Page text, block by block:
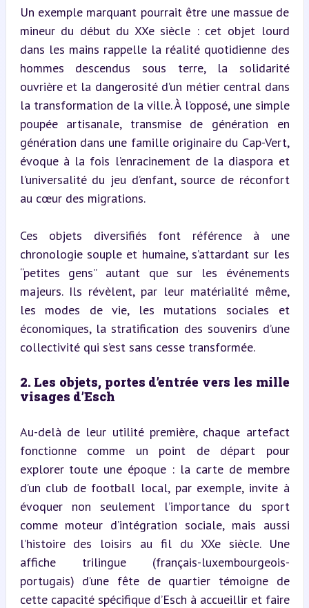
Un exemple marquant pourrait être une massue de
mineur du début du XXe siècle : cet objet lourd
dans les mains rappelle la réalité quotidienne des
hommes descendus sous terre, la solidarité
ouvrière et la dangerosité d’un métier central dans
la transformation de la ville. À l’opposé, une simple
poupée artisanale, transmise de génération en
génération dans une famille originaire du Cap-Vert,
évoque à la fois l’enracinement de la diaspora et
l’universalité du jeu d’enfant, source de réconfort
au cœur des migrations.
Ces objets diversifiés font référence à une
chronologie souple et humaine, s’attardant sur les
“petites gens” autant que sur les événements
majeurs. Ils révèlent, par leur matérialité même,
les modes de vie, les mutations sociales et
économiques, la stratification des souvenirs d’une
collectivité qui s’est sans cesse transformée.
2. Les objets, portes d’entrée vers les mille
visages d’Esch
Au-delà de leur utilité première, chaque artefact
fonctionne comme un point de départ pour
explorer toute une époque : la carte de membre
d’un club de football local, par exemple, invite à
évoquer non seulement l’importance du sport
comme moteur d’intégration sociale, mais aussi
l’histoire des loisirs au fil du XXe siècle. Une
affiche trilingue (français-luxembourgeois-
portugais) d’une fête de quartier témoigne de
cette capacité spécifique d’Esch à accueillir et faire